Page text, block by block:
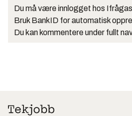
Du må være innlogget hos
Bruk BankID for automatisk
Du kan kommentere under fullt